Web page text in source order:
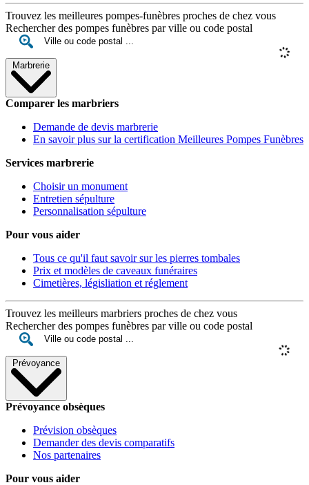
Trouvez les meilleures pompes-funèbres proches de chez vous
Rechercher des pompes funèbres par ville ou code postal
Marbrerie
Comparer les marbriers
Demande de devis marbrerie
En savoir plus sur la certification Meilleures Pompes Funèbres
Services marbrerie
Choisir un monument
Entretien sépulture
Personnalisation sépulture
Pour vous aider
Tous ce qu'il faut savoir sur les pierres tombales
Prix et modèles de caveaux funéraires
Cimetières, législiation et réglement
Trouvez les meilleurs marbriers proches de chez vous
Rechercher des pompes funèbres par ville ou code postal
Prévoyance
Prévoyance obsèques
Prévision obsèques
Demander des devis comparatifs
Nos partenaires
Pour vous aider